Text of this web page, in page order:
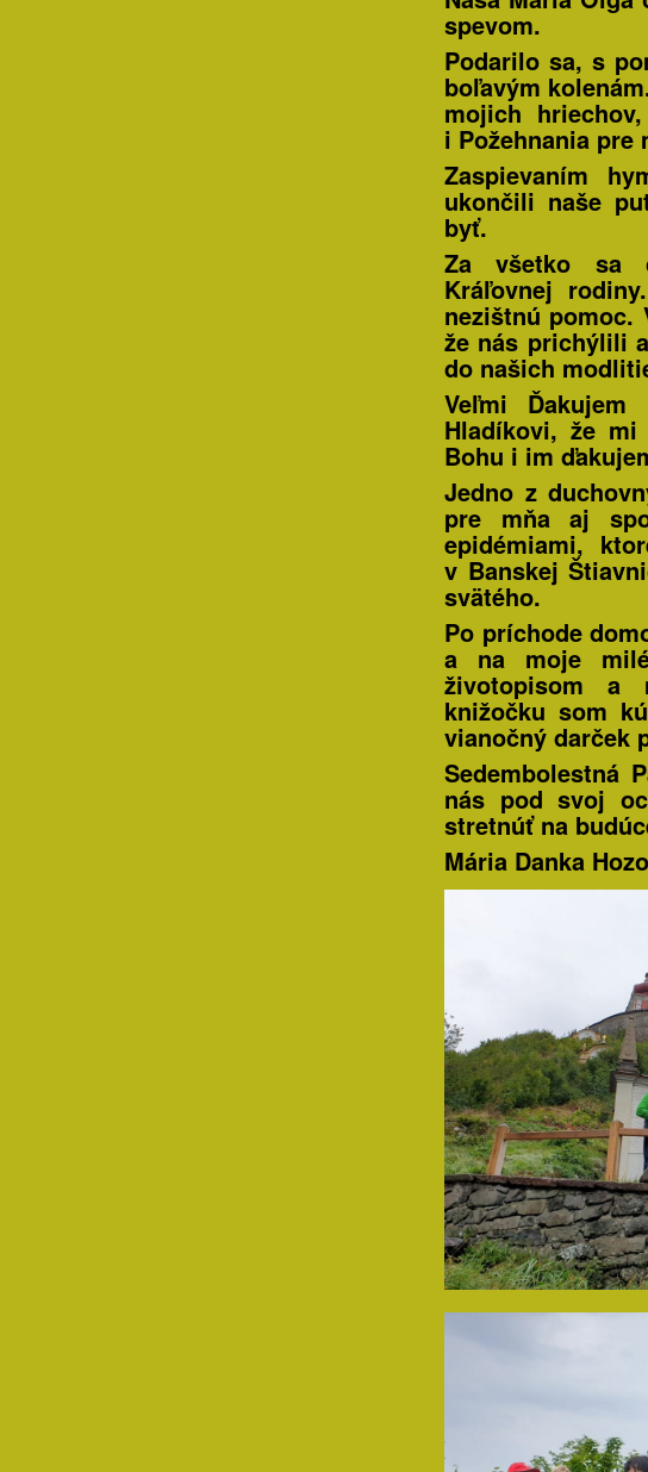
spevom.
Podarilo sa, s
boľavým
mojich
i Požehnania pre
Zaspievaním
ukončili naše
byť.
Za všetko sa
Kráľovnej
nezištnú pomoc.
že nás prichýlili
do našich
Veľmi
Hladíkovi, že
Bohu i im
Jedno z
pre mňa aj
epidémiami,
v Banskej
svätého.
Po príchode
a na moje
životopisom a
knižočku som
vianočný darček
Sedembolestná
nás pod svoj
stretnúť na
Mária Danka